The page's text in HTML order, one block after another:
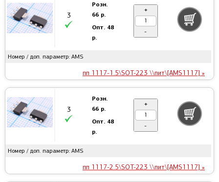
Номер / доп. параметр: AMS
пп 1117-1.5\SOT-223 \\пит\[AMS1117] »
3
Розн.
66 р.
Опт. 48
р.
+
-
Номер / доп. параметр: AMS
пп 1117-2.5\SOT-223 \\пит\[AMS1117] »
3
Розн.
66 р.
Опт. 48
р.
+
-